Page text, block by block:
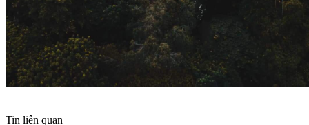
Tin liên quan